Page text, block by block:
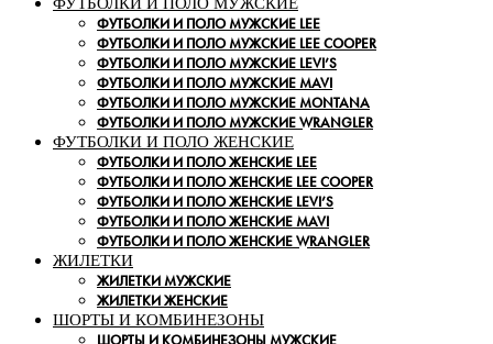
ФУТБОЛКИ И ПОЛО МУЖСКИЕ
ФУТБОЛКИ И ПОЛО МУЖСКИЕ LEE
ФУТБОЛКИ И ПОЛО МУЖСКИЕ LEE COOPER
ФУТБОЛКИ И ПОЛО МУЖСКИЕ LEVI’S
ФУТБОЛКИ И ПОЛО МУЖСКИЕ MAVI
ФУТБОЛКИ И ПОЛО МУЖСКИЕ MONTANA
ФУТБОЛКИ И ПОЛО МУЖСКИЕ WRANGLER
ФУТБОЛКИ И ПОЛО ЖЕНСКИЕ
ФУТБОЛКИ И ПОЛО ЖЕНСКИЕ LEE
ФУТБОЛКИ И ПОЛО ЖЕНСКИЕ LEE COOPER
ФУТБОЛКИ И ПОЛО ЖЕНСКИЕ LEVI’S
ФУТБОЛКИ И ПОЛО ЖЕНСКИЕ MAVI
ФУТБОЛКИ И ПОЛО ЖЕНСКИЕ WRANGLER
ЖИЛЕТКИ
ЖИЛЕТКИ МУЖСКИЕ
ЖИЛЕТКИ ЖЕНСКИЕ
ШОРТЫ И КОМБИНЕЗОНЫ